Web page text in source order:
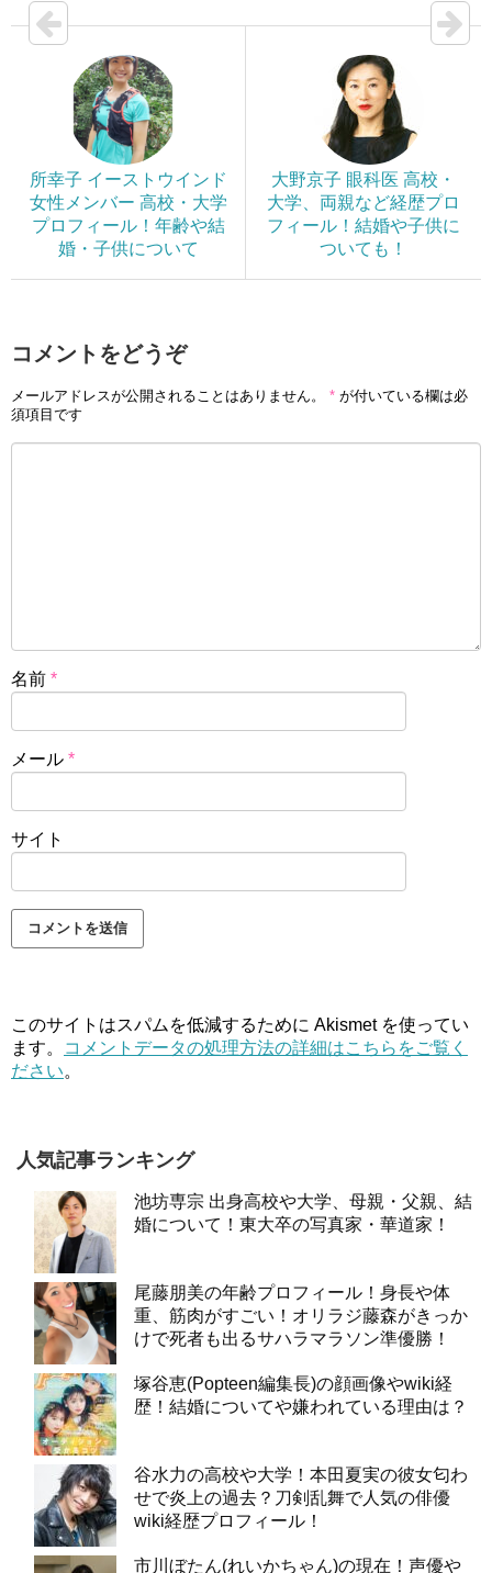
所幸子 イーストウインド
女性メンバー 高校・大学
プロフィール！年齢や結
婚・子供について
大野京子 眼科医 高校・
大学、両親など経歴プロ
フィール！結婚や子供に
ついても！
コメントをどうぞ
メールアドレスが公開されることはありません。 * が付いている欄は必
須項目です
名前 *
メール *
サイト
このサイトはスパムを低減するために Akismet を使ってい
ます。
コメントデータの処理方法の詳細はこちらをご覧く
ださい。
人気記事ランキング
池坊専宗 出身高校や大学、母親・父親、結
婚について！東大卒の写真家・華道家！
尾藤朋美の年齢プロフィール！身長や体
重、筋肉がすごい！オリラジ藤森がきっか
けで死者も出るサハラマラソン準優勝！
塚谷恵(Popteen編集長)の顔画像やwiki経
歴！結婚についてや嫌われている理由は？
谷水力の高校や大学！本田夏実の彼女匂わ
せで炎上の過去？刀剣乱舞で人気の俳優
wiki経歴プロフィール！
市川ぼたん(れいかちゃん)の現在！声優や